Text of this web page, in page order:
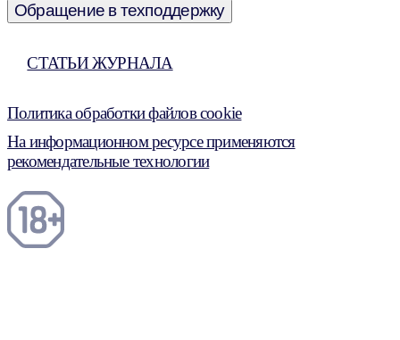
Обращение в техподдержку
СТАТЬИ ЖУРНАЛА
Политика обработки файлов cookie
На информационном ресурсе применяются
рекомендательные технологии